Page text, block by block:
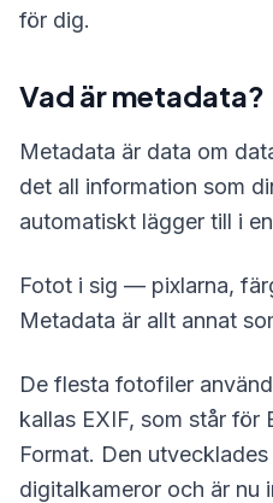
för dig.
Vad är metadata?
Metadata är data om
det all information som
automatiskt lägger till i
Fotot i sig — pixlarna,
Metadata är allt annat
De flesta fotofiler
kallas EXIF, som står för
Format. Den
digitalkameror och är nu